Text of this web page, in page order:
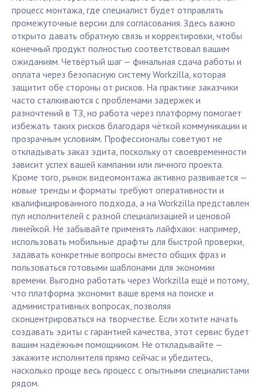
процесс монтажа, где специалист будет отправлять
промежуточные версии для согласования. Здесь важно
открыто давать обратную связь и корректировки, чтобы
конечный продукт полностью соответствовал вашим
ожиданиям. Четвёртый шаг — финальная сдача работы и
оплата через безопасную систему Workzilla, которая
защитит обе стороны от рисков. На практике заказчики
часто сталкиваются с проблемами задержек и
разночтений в ТЗ, но работа через платформу помогает
избежать таких рисков благодаря чёткой коммуникации и
прозрачным условиям. Профессионалы советуют не
откладывать заказ эдита, поскольку от своевременности
зависит успех вашей кампании или личного проекта.
Кроме того, рынок видеомонтажа активно развивается —
новые тренды и форматы требуют оперативности и
квалифицированного подхода, а на Workzilla представлен
пул исполнителей с разной специализацией и ценовой
линейкой. Не забывайте применять лайфхаки: например,
использовать мобильные драфты для быстрой проверки,
задавать конкретные вопросы вместо общих фраз и
пользоваться готовыми шаблонами для экономии
времени. Выгодно работать через Workzilla ещё и потому,
что платформа экономит ваше время на поиске и
административных вопросах, позволяя
сконцентрироваться на творчестве. Если хотите начать
создавать эдиты с гарантией качества, этот сервис будет
вашим надёжным помощником. Не откладывайте —
закажите исполнителя прямо сейчас и убедитесь,
насколько проще весь процесс с опытными специалистами
рядом.